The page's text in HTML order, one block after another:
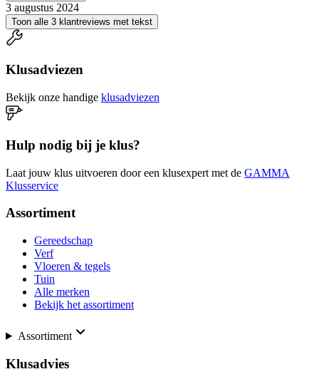
3 augustus 2024
Toon alle 3 klantreviews met tekst
Klusadviezen
Bekijk onze handige klusadviezen
Hulp nodig bij je klus?
Laat jouw klus uitvoeren door een klusexpert met de GAMMA
Klusservice
Assortiment
Gereedschap
Verf
Vloeren & tegels
Tuin
Alle merken
Bekijk het assortiment
Assortiment
Klusadvies